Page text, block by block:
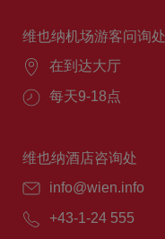
维也纳机场游客问询处
在到达大厅
每天9-18点
维也纳酒店咨询处
info@wien.info
+43-1-24 555